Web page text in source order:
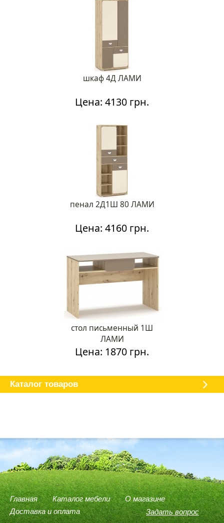
шкаф 4Д ЛАМИ
Цена: 4130 грн.
пенал 2Д1Ш 80 ЛАМИ
Цена: 4160 грн.
стол письменный 1Ш
ЛАМИ
Цена: 1870 грн.
Каталог товаров
Задать вопрос
Главная Каталог мебели
О магазине
Доставка и оплата